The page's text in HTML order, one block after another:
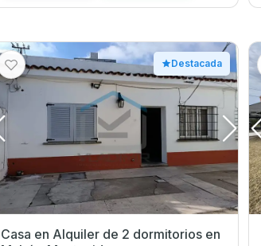
Destacada
Casa en Alquiler de 2 dormitorios en